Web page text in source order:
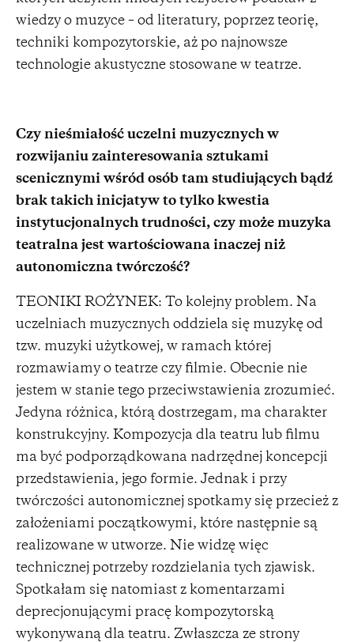
wiedzy o muzyce – od literatury, poprzez teorię,
techniki kompozytorskie, aż po najnowsze
technologie akustyczne stosowane w teatrze.
Czy nieśmiałość uczelni muzycznych w
rozwijaniu zainteresowania sztukami
scenicznymi wśród osób tam studiujących bądź
brak takich inicjatyw to tylko kwestia
instytucjonalnych trudności, czy może muzyka
teatralna jest wartościowana inaczej niż
autonomiczna twórczość?
TEONIKI ROŻYNEK: To kolejny problem. Na
uczelniach muzycznych oddziela się muzykę od
tzw. muzyki użytkowej, w ramach której
rozmawiamy o teatrze czy filmie. Obecnie nie
jestem w stanie tego przeciwstawienia zrozumieć.
Jedyna różnica, którą dostrzegam, ma charakter
konstrukcyjny. Kompozycja dla teatru lub filmu
ma być podporządkowana nadrzędnej koncepcji
przedstawienia, jego formie. Jednak i przy
twórczości autonomicznej spotkamy się przecież z
założeniami początkowymi, które następnie są
realizowane w utworze. Nie widzę więc
technicznej potrzeby rozdzielania tych zjawisk.
Spotkałam się natomiast z komentarzami
deprecjonującymi pracę kompozytorską
wykonywaną dla teatru. Zwłaszcza ze strony